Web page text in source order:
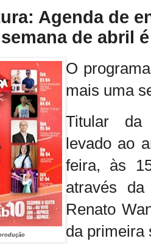
Agenda de
de abril
O
mais uma
Titular da
levado ao
feira, às
através
Renato
da primeira